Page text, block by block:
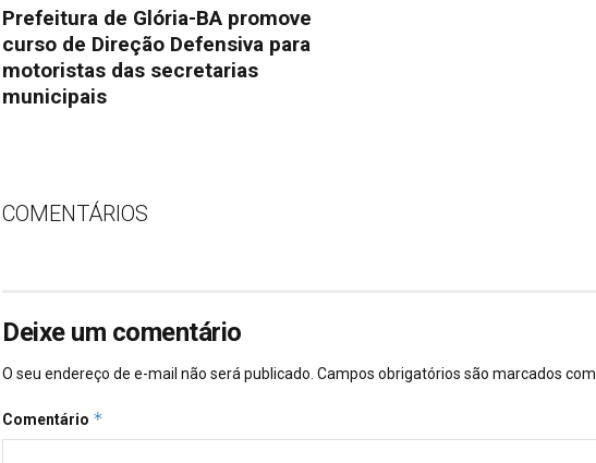
Prefeitura de Glória-BA promove
curso de Direção Defensiva para
motoristas das secretarias
municipais
COMENTÁRIOS
Deixe um comentário
O seu endereço de e-mail não será publicado. Campos obrigatórios são marcados com
Comentário *